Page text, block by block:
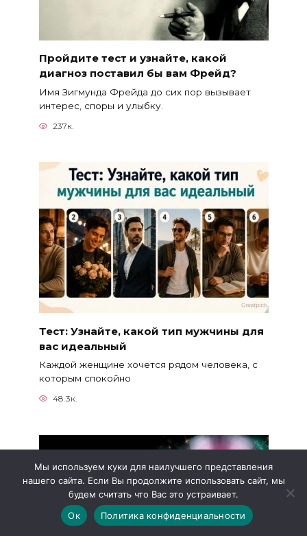
Пройдите тест и узнайте, какой
диагноз поставил бы вам Фрейд?
Имя Зигмунда Фрейда до сих пор вызывает
интерес, споры и улыбку.
237к.
Тест: Узнайте, какой тип мужчины для
вас идеальный
Каждой женщине хочется рядом человека, с
которым спокойно
48.3к.
Мы используем куки для наилучшего представления
нашего сайта. Если Вы продолжите использовать сайт, мы
будем считать что Вас это устраивает.
Ок
Политика конфиденциальности